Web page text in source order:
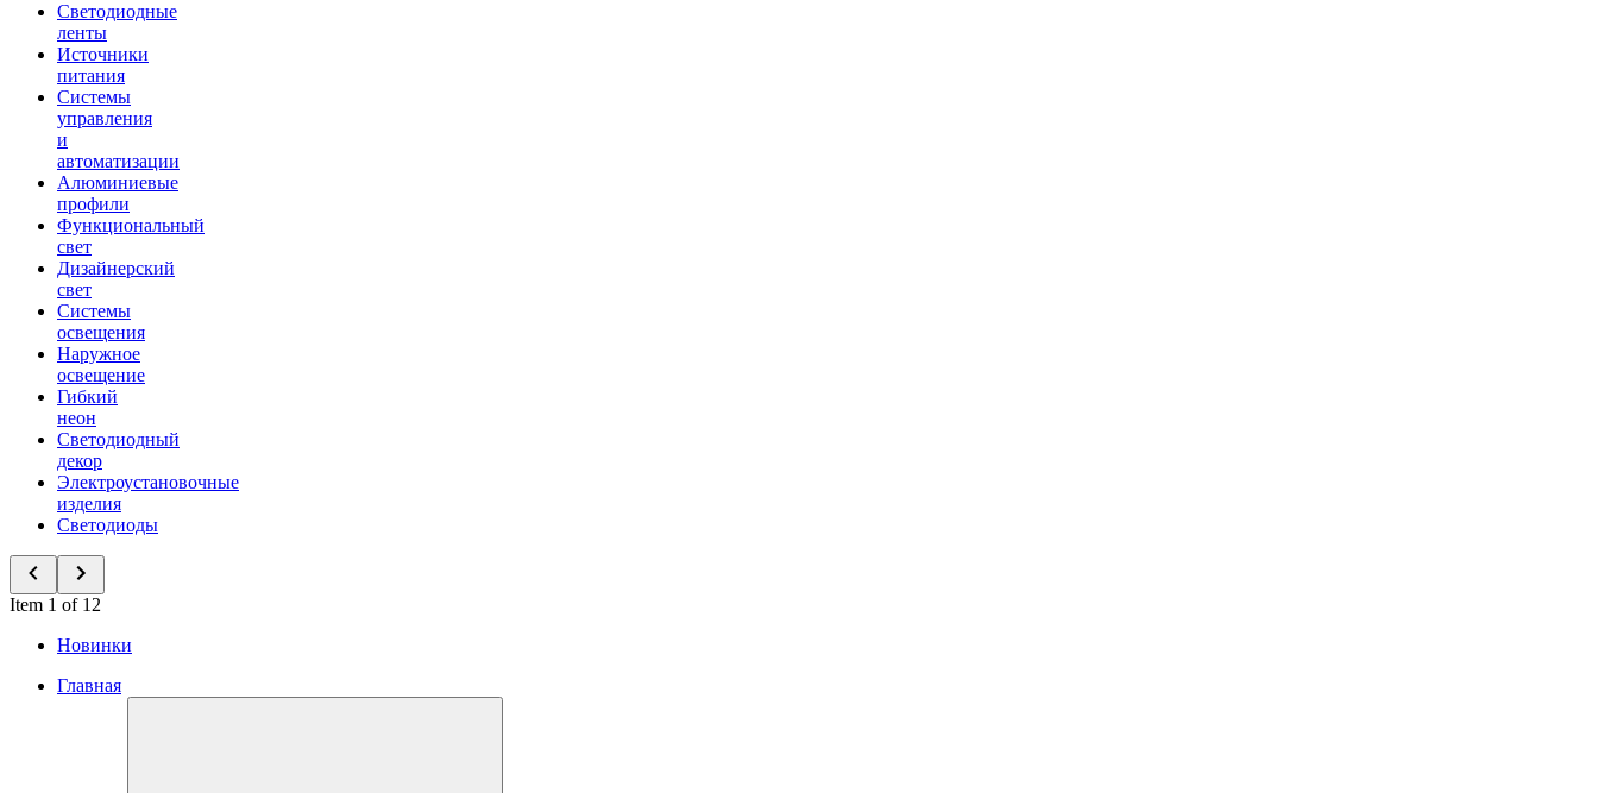
Светодиодные
ленты
Источники
питания
Системы
управления
и
автоматизации
Алюминиевые
профили
Функциональный
свет
Дизайнерский
свет
Системы
освещения
Наружное
освещение
Гибкий
неон
Светодиодный
декор
Электроустановочные
изделия
Светодиоды
Item 1 of 12
Новинки
Главная